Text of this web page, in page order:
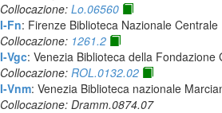
Collocazione: Lo.06560
I-Fn: Firenze Biblioteca Nazionale Centrale
Collocazione: 1261.2
I-Vgc: Venezia Biblioteca della Fondazione
Collocazione: ROL.0132.02
I-Vnm: Venezia Biblioteca nazionale
Collocazione: Dramm.0874.07